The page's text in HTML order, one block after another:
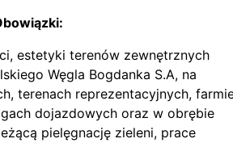
estetyki terenów zewnętrznych
Węgla Bogdanka S.A, na
terenach reprezentacyjnych,
dojazdowych oraz w obrębie
pielęgnację zieleni, prace